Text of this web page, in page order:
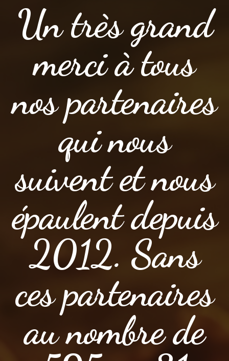
Un très grand
merci à tous
nos partenaires
qui nous
suivent et nous
épaulent depuis
2012. Sans
ces partenaires
au nombre de